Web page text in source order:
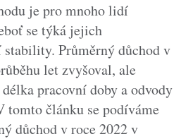
je pro mnoho lidí
se týká jejich
Průměrný důchod v
let zvyšoval, ale
pracovní doby a odvody
článku se podíváme
důchod v roce 2022 v